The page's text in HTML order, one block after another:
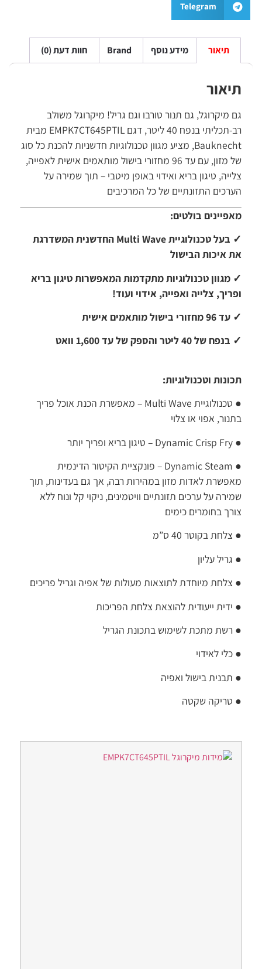
Telegram
תיאור מידע נוסף Brand חוות דעת (0)
תיאור
גם מיקרוגל, גם תנור טורבו וגם גריל! מיקרוגל משולב
רב-תכליתי בנפח 40 ליטר, דגם EMPK7CT645PTIL מבית
Bauknecht, מציע מגוון טכנולוגיות חדשניות להכנת כל סוג
של מזון, עם עד 96 מחזורי בישול מותאמים אישית לאפייה,
צלייה, טיגון בריא ואידוי באופן מיטבי – תוך שמירה על
הערכים התזונתיים של כל המרכיבים
מאפיינים בולטים:
✓ בעל טכנולוגיית Multi Wave החדשנית המשדרגת
את איכות הבישול
✓ מגוון טכנולוגיות מתקדמות המאפשרות טיגון בריא
ופריך, צלייה ואפייה, אידוי ועוד!
✓ עד 96 מחזורי בישול מותאמים אישית
✓ בנפח של 40 ליטר והספק של עד 1,600 וואט
תכונות וטכנולוגיות:
●
טכנולוגיית Multi Wave – מאפשרת הכנת אוכל פריך
בתנור, אפוי או צלוי
● Dynamic Crisp Fry – טיגון בריא ופריך יותר
●
Dynamic Steam – פונקציית הקיטור הדינמית
מאפשרת לאדות מזון במהירות רבה, אך גם בעדינות, תוך
שמירה על ערכים תזונתיים וויטמינים, ניקוי קל ונוח ללא
צורך בחומרים כימים
● צלחת בקוטר 40 ס”מ
● גריל עליון
● צלחת מיוחדת לתוצאות מעולות של אפיה וגריל פריכים
● ידית ייעודית להוצאת צלחת הפריכות
● רשת מתכת לשימוש בתכונת הגריל
● כלי לאידוי
● תבנית בישול ואפיה
● טריקה שקטה